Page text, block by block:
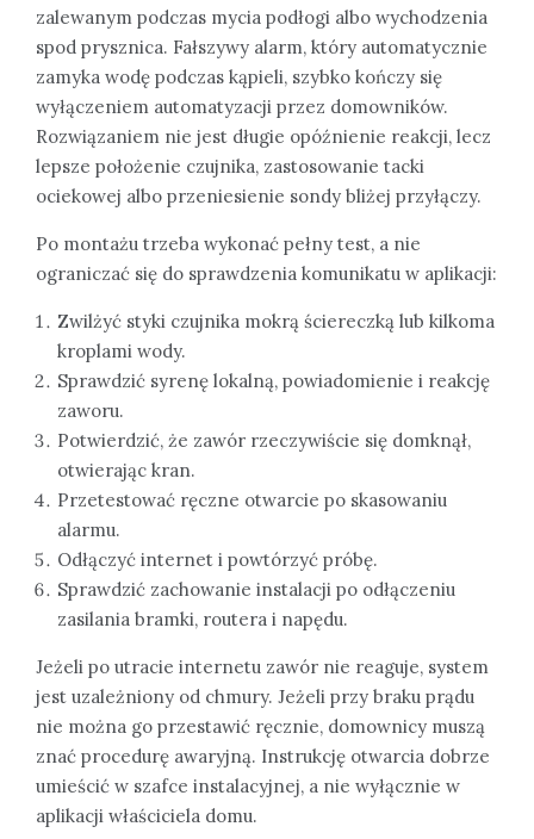
zalewanym podczas mycia podłogi albo wychodzenia
spod prysznica. Fałszywy alarm, który automatycznie
zamyka wodę podczas kąpieli, szybko kończy się
wyłączeniem automatyzacji przez domowników.
Rozwiązaniem nie jest długie opóźnienie reakcji, lecz
lepsze położenie czujnika, zastosowanie tacki
ociekowej albo przeniesienie sondy bliżej przyłączy.
Po montażu trzeba wykonać pełny test, a nie
ograniczać się do sprawdzenia komunikatu w aplikacji:
Zwilżyć styki czujnika mokrą ściereczką lub kilkoma
kroplami wody.
Sprawdzić syrenę lokalną, powiadomienie i reakcję
zaworu.
Potwierdzić, że zawór rzeczywiście się domknął,
otwierając kran.
Przetestować ręczne otwarcie po skasowaniu
alarmu.
Odłączyć internet i powtórzyć próbę.
Sprawdzić zachowanie instalacji po odłączeniu
zasilania bramki, routera i napędu.
Jeżeli po utracie internetu zawór nie reaguje, system
jest uzależniony od chmury. Jeżeli przy braku prądu
nie można go przestawić ręcznie, domownicy muszą
znać procedurę awaryjną. Instrukcję otwarcia dobrze
umieścić w szafce instalacyjnej, a nie wyłącznie w
aplikacji właściciela domu.